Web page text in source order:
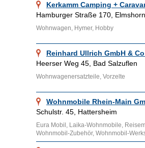
Kerkamm Camping +
Hamburger Straße 170, Elmshorn
Wohnwagen, Hymer, Hobby
Reinhard Ullrich GmbH &
Heerser Weg 45, Bad Salzuflen
Wohnwagenersatzteile, Vorzelte
Wohnmobile Rhein-Main
Schulstr. 45, Hattersheim
Eura Mobil, Laika-Wohnmobile,
Wohnmobil-Zubehör, Wohnmobil-